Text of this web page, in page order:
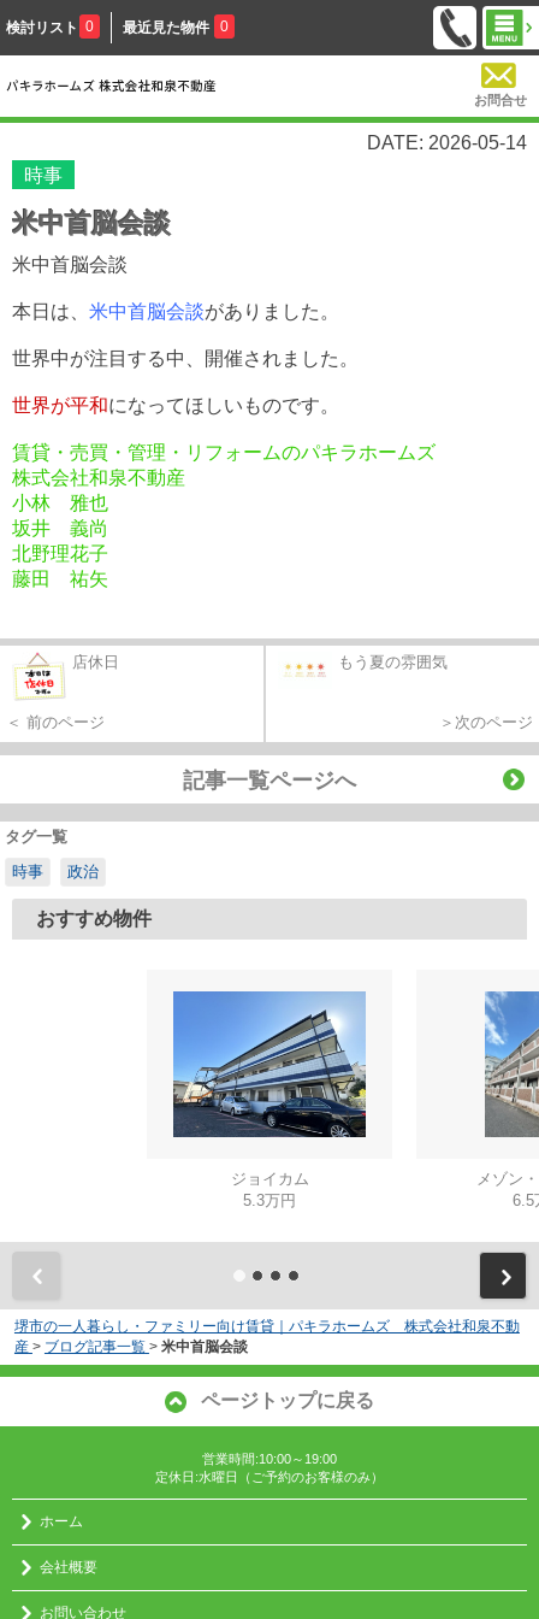
検討リスト 0 最近見た物件 0
お問合せ
DATE: 2026-05-14
時事
米中首脳会談
米中首脳会談
本日は、 米中首脳会談がありました。
世界中が注目する中、開催されました。
世界が平和になってほしいものです。
賃貸・売買・管理・リフォームのパキラホームズ
株式会社和泉不動産
小林 雅也
坂井 義尚
北野理花子
藤田 祐矢
店休日
＜ 前のページ
もう夏の雰囲気
＞次のページ
記事一覧ページへ
タグ一覧
時事
政治
おすすめ物件
ジョイカム
5.3万円
メゾン
6.5
堺市の一人暮らし・ファミリー向け賃貸｜パキラホームズ 株式会社和泉不動
産 > ブログ記事一覧 > 米中首脳会談
ページトップに戻る
営業時間:10:00～19:00
定休日:水曜日（ご予約のお客様のみ）
ホーム
会社概要
お問い合わせ